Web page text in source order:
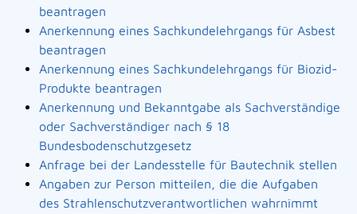
beantragen
Anerkennung eines Sachkundelehrgangs für Asbest
beantragen
Anerkennung eines Sachkundelehrgangs für Biozid-
Produkte beantragen
Anerkennung und Bekanntgabe als Sachverständige
oder Sachverständiger nach § 18
Bundesbodenschutzgesetz
Anfrage bei der Landesstelle für Bautechnik stellen
Angaben zur Person mitteilen, die die Aufgaben
des Strahlenschutzverantwortlichen wahrnimmt